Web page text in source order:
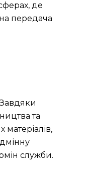
де
передача
Завдяки
та
служби.